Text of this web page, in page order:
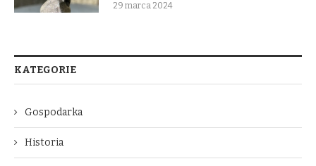
29 marca 2024
KATEGORIE
Gospodarka
Historia